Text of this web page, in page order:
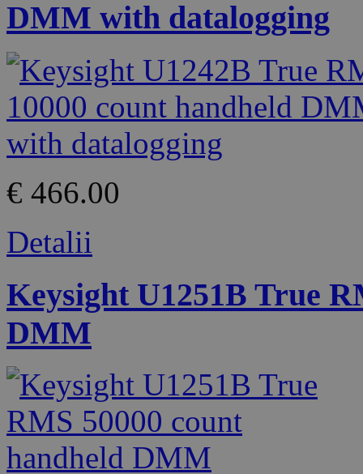
DMM with datalogging
€ 466.00
Detalii
Keysight U1251B True
DMM